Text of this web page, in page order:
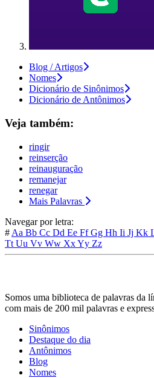
Blog / Artigos
Nomes
Dicionário de Sinônimos
Dicionário de Antônimos
Veja também:
ringir
reinserção
reinauguração
remanejar
renegar
Mais Palavras
Navegar por letra:
# Aa Bb Cc Dd Ee FfGg Hh Ii Jj Kk
Tt Uu Vv Ww XxYy Zz
Somos uma biblioteca de palavras da
com mais de 200 mil palavras e
Sinônimos
Destaque do dia
Antônimos
Blog
Nomes